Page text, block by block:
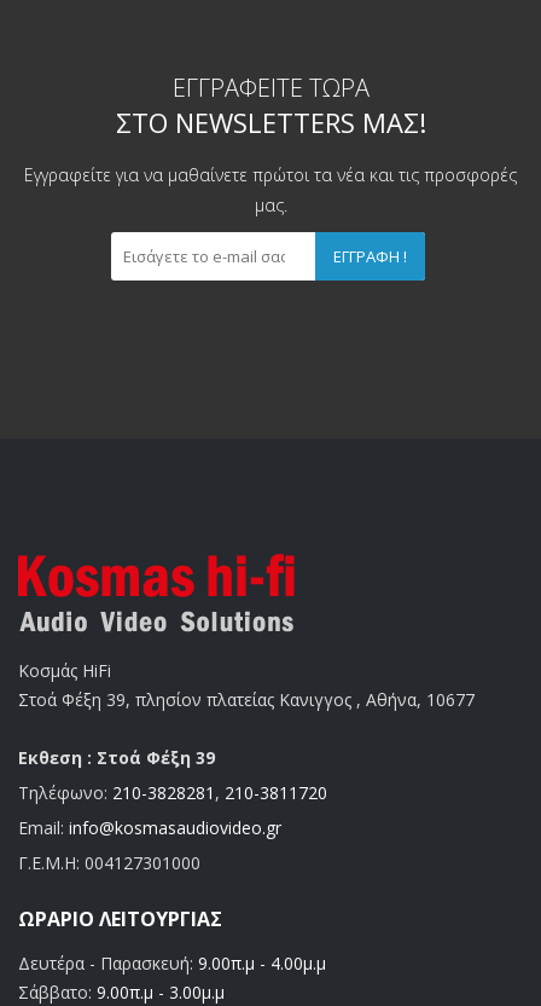
ΕΓΓΡΑΦΕΊΤΕ ΤΏΡΑ
ΣΤΟ NEWSLETTERS ΜΑΣ!
Εγγραφείτε για να μαθαίνετε πρώτοι τα νέα και τις προσφορές
μας.
ΕΓΓΡΑΦΉ !
Κοσμάς HiFi
Στοά Φέξη 39, πλησίον πλατείας Κανιγγος , Αθήνα, 10677
Εκθεση : Στοά Φέξη 39
Τηλέφωνο: 210-3828281 , 210-3811720
Email: info@kosmasaudiovideo.gr
Γ.Ε.Μ.Η: 004127301000
ΩΡΆΡΙΟ ΛΕΙΤΟΥΡΓΊΑΣ
Δευτέρα - Παρασκευή: 9.00π.μ - 4.00μ.μ
Σάββατο: 9.00π.μ - 3.00μ.μ